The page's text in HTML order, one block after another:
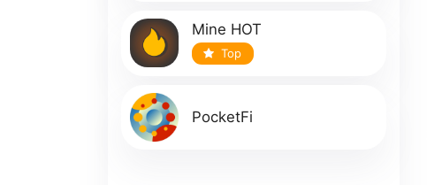
Mine HOT
Top
PocketFi